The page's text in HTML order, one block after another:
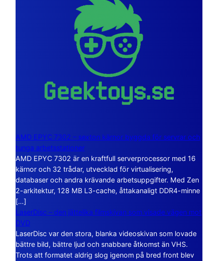
AMD EPYC 7302 – sexton kärnor byggda för servrar och
tunga arbetsstationer
AMD EPYC 7302 är en kraftfull serverprocessor med 16
kärnor och 32 trådar, utvecklad för virtualisering,
databaser och andra krävande arbetsuppgifter. Med Zen
2-arkitektur, 128 MB L3-cache, åttakanaligt DDR4-minne
[…]
LaserDisc – den jättelika filmskivan som visade vägen mot
DVD
LaserDisc var den stora, blanka videoskivan som lovade
bättre bild, bättre ljud och snabbare åtkomst än VHS.
Trots att formatet aldrig slog igenom på bred front blev